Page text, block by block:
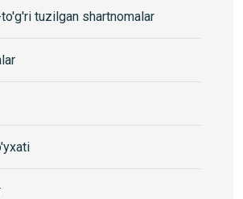
tuzilgan shartnomalar